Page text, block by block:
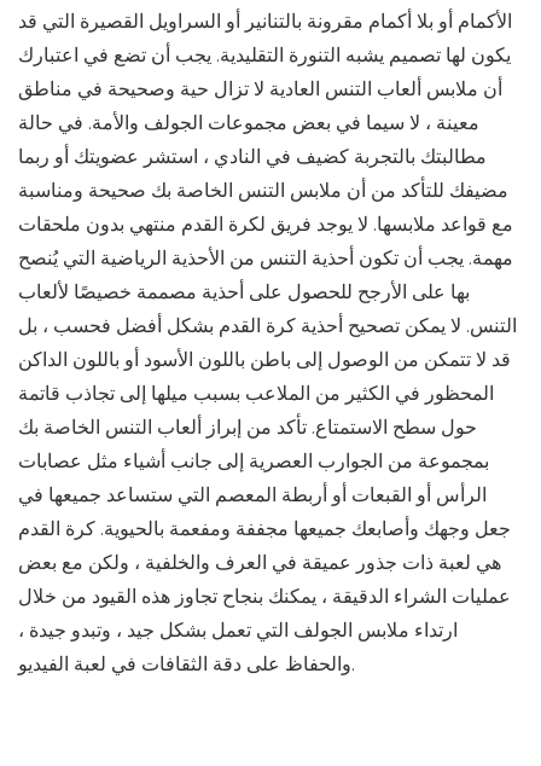
الأكمام أو بلا أكمام مقرونة بالتنانير أو السراويل القصيرة التي قد
يكون لها تصميم يشبه التنورة التقليدية. يجب أن تضع في اعتبارك
أن ملابس ألعاب التنس العادية لا تزال حية وصحيحة في مناطق
معينة ، لا سيما في بعض مجموعات الجولف والأمة. في حالة
مطالبتك بالتجربة كضيف في النادي ، استشر عضويتك أو ربما
مضيفك للتأكد من أن ملابس التنس الخاصة بك صحيحة ومناسبة
مع قواعد ملابسها. لا يوجد فريق لكرة القدم منتهي بدون ملحقات
مهمة. يجب أن تكون أحذية التنس من الأحذية الرياضية التي يُنصح
بها على الأرجح للحصول على أحذية مصممة خصيصًا لألعاب
التنس. لا يمكن تصحيح أحذية كرة القدم بشكل أفضل فحسب ، بل
قد لا تتمكن من الوصول إلى باطن باللون الأسود أو باللون الداكن
المحظور في الكثير من الملاعب بسبب ميلها إلى تجاذب قاتمة
حول سطح الاستمتاع. تأكد من إبراز ألعاب التنس الخاصة بك
بمجموعة من الجوارب العصرية إلى جانب أشياء مثل عصابات
الرأس أو القبعات أو أربطة المعصم التي ستساعد جميعها في
جعل وجهك وأصابعك جميعها مجففة ومفعمة بالحيوية. كرة القدم
هي لعبة ذات جذور عميقة في العرف والخلفية ، ولكن مع بعض
عمليات الشراء الدقيقة ، يمكنك بنجاح تجاوز هذه القيود من خلال
ارتداء ملابس الجولف التي تعمل بشكل جيد ، وتبدو جيدة ،
والحفاظ على دقة الثقافات في لعبة الفيديو.